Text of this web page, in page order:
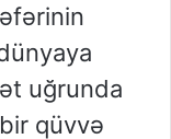
uğrunda
qüvvə